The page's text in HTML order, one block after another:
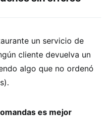
un servicio de
cliente devuelva un
algo que no ordenó
es mejor